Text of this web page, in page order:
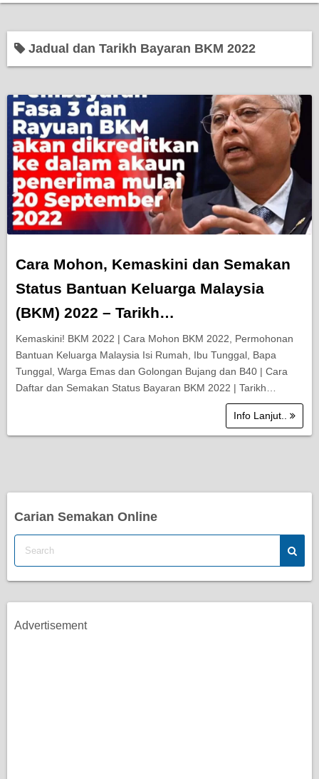
Jadual dan Tarikh Bayaran BKM 2022
Cara Mohon, Kemaskini dan Semakan
Status Bantuan Keluarga Malaysia
(BKM) 2022 – Tarikh…
Kemaskini! BKM 2022 | Cara Mohon BKM 2022, Permohonan
Bantuan Keluarga Malaysia Isi Rumah, Ibu Tunggal, Bapa
Tunggal, Warga Emas dan Golongan Bujang dan B40 | Cara
Daftar dan Semakan Status Bayaran BKM 2022 | Tarikh…
Info Lanjut..
Carian Semakan Online
Advertisement